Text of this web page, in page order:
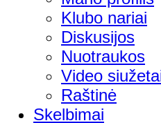
Klubo nariai
Diskusijos
Nuotraukos
Video
Raštinė
Skelbimai